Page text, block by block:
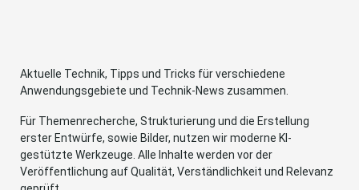
Aktuelle Technik, Tipps und Tricks für verschiedene
Anwendungsgebiete und Technik-News zusammen.
Für Themenrecherche, Strukturierung und die Erstellung
erster Entwürfe, sowie Bilder, nutzen wir moderne KI-
gestützte Werkzeuge. Alle Inhalte werden vor der
Veröffentlichung auf Qualität, Verständlichkeit und Relevanz